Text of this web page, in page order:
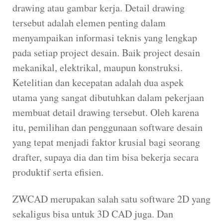
drawing atau gambar kerja. Detail drawing
tersebut adalah elemen penting dalam
menyampaikan informasi teknis yang lengkap
pada setiap project desain. Baik project desain
mekanikal, elektrikal, maupun konstruksi.
Ketelitian dan kecepatan adalah dua aspek
utama yang sangat dibutuhkan dalam pekerjaan
membuat detail drawing tersebut. Oleh karena
itu, pemilihan dan penggunaan software desain
yang tepat menjadi faktor krusial bagi seorang
drafter, supaya dia dan tim bisa bekerja secara
produktif serta efisien.
ZWCAD merupakan salah satu software 2D yang
sekaligus bisa untuk 3D CAD juga. Dan